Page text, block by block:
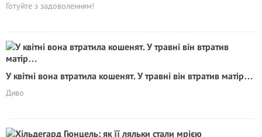
Готуйте з задоволенням!
У квітні вона втратила кошенят. У травні він втратив матір…
Диво